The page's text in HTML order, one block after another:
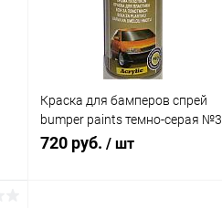
В избранное
Краска для бамперов спрей
bumper paints темно-серая №3
400мл BODY
720 руб. / шт